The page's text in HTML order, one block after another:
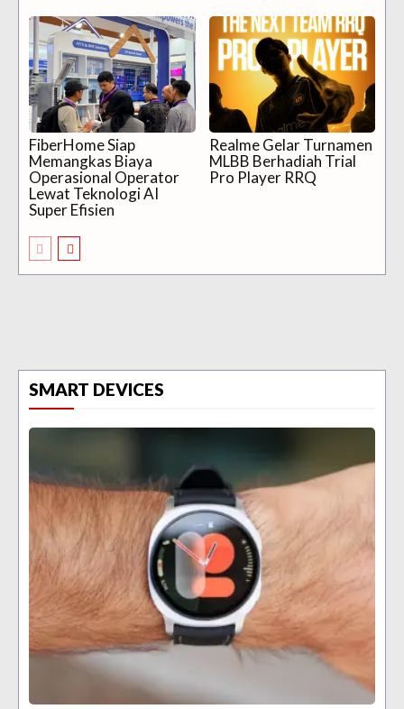
FiberHome Siap
Memangkas Biaya
Operasional Operator
Lewat Teknologi AI
Super Efisien
Realme Gelar Turnamen
MLBB Berhadiah Trial
Pro Player RRQ
SMART DEVICES